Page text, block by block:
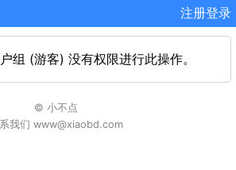
注册登录
组 (游客) 没有权限进行此操作。
© 小不点
我们 www@xiaobd.com